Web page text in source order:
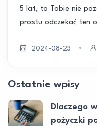
5 lat, to Tobie nie
prostu odczekać ten
2024-08-23
Ostatnie wpisy
Dlaczego
pożyczki